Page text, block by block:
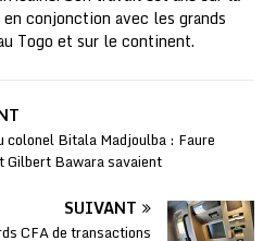
conjonction avec les grands
Togo et sur le continent.
colonel Bitala Madjoulba : Faure
Gilbert Bawara savaient
SUIVANT
CFA de transactions